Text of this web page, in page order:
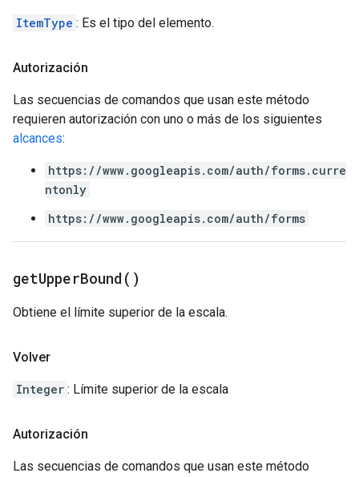
ItemType : Es el tipo del elemento.
Autorización
Las secuencias de comandos que usan este método
requieren autorización con uno o más de los siguientes
alcances:
https://www.googleapis.com/auth/forms.curre
ntonly
https://www.googleapis.com/auth/forms
getUpperBound( )
Obtiene el límite superior de la escala.
Volver
Integer : Límite superior de la escala
Autorización
Las secuencias de comandos que usan este método